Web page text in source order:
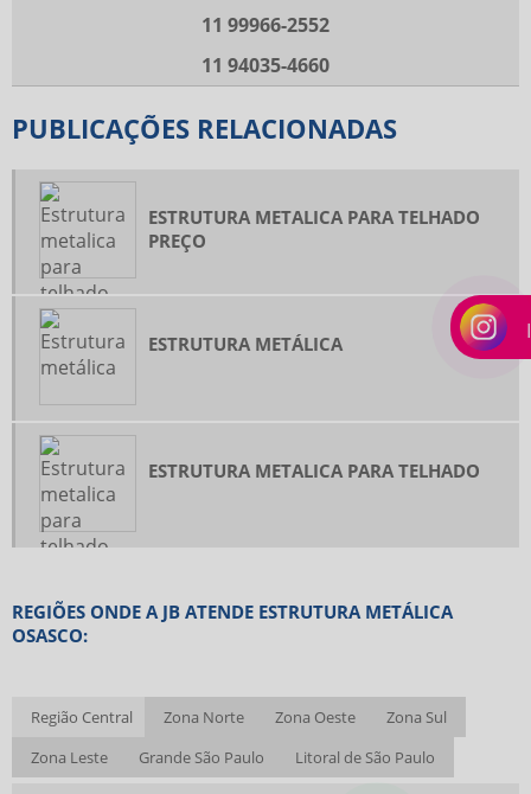
PROJETO DE ESTRUTURA METÁLICA PARA GALPÃO
RAMPA ESTRUTURA METÁLICA
REFORÇO ESTRUTURAL COM VIGA METÁLICA
COBERTURA EM ESTRUTURA METÁLICA PREÇO
COBERTURA METÁLICA PREÇO
CONSTRUTORA DE GALPÃO COMERCIAL
ESCADA ESTRUTURA METÁLICA PREÇO
GALPÃO DE ESTRUTURA METÁLICA PREÇO
MEZANINO METÁLICO PREÇO
PASSARELA ESTRUTURA METÁLICA
11 99966-2552
11 94035-4660
PUBLICAÇÕES RELACIONADAS
ESTRUTURA METALICA PARA TELHADO
PREÇO
ESTRUTURA METÁLICA
ESTRUTURA METALICA PARA TELHADO
REGIÕES ONDE A JB ATENDE ESTRUTURA METÁLICA
OSASCO:
Região Central Zona Norte Zona Oeste
Zona Sul
Zona Leste
Grande São Paulo Litoral de São Paulo